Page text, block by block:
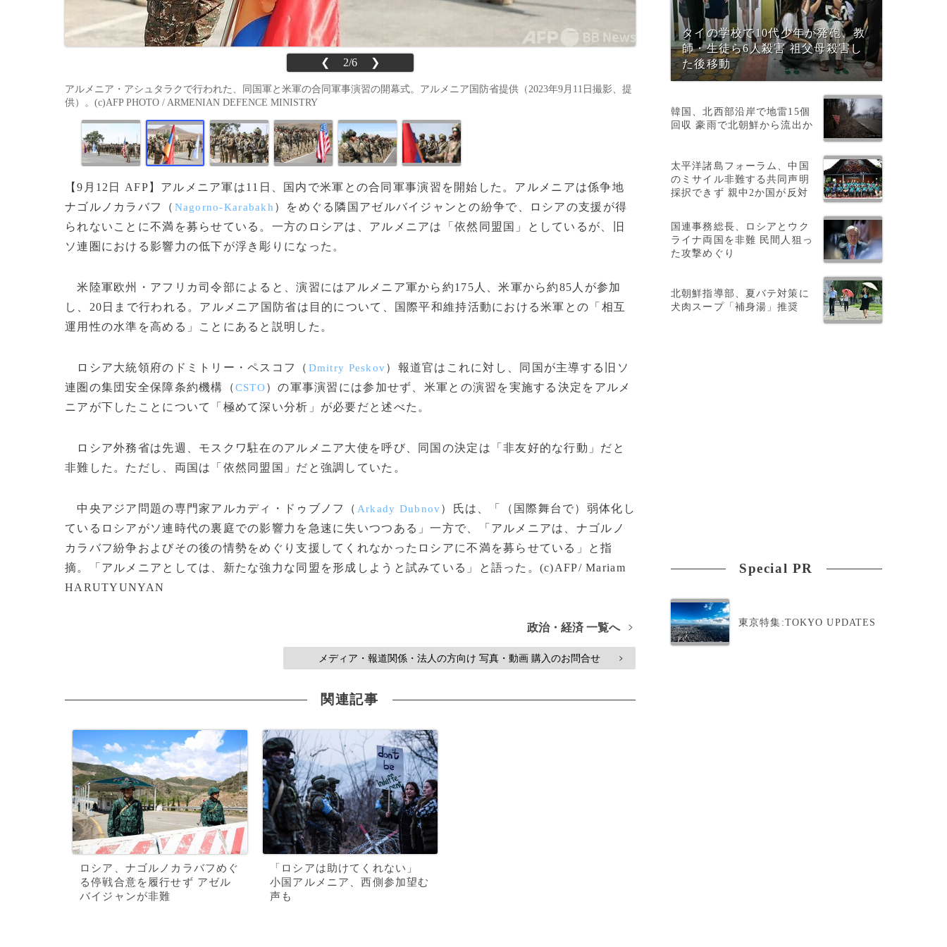
❮ 2/6 ❯
アルメニア・アシュタラクで行われた、同国軍と米軍の合同軍事演習の開幕式。アルメニア国防省提供（2023年9月11日撮影、提
供）。(c)AFP PHOTO / ARMENIAN DEFENCE MINISTRY
【9月12日 AFP】アルメニア軍は11日、国内で米軍との合同軍事演習を開始した。アルメニアは係争地
ナゴルノカラバフ（ Nagorno-Karabakh ）をめぐる隣国アゼルバイジャンとの紛争で、ロシアの支援が得
られないことに不満を募らせている。一方のロシアは、アルメニアは「依然同盟国」としているが、旧
ソ連圏における影響力の低下が浮き彫りになった。
米陸軍欧州・アフリカ司令部によると、演習にはアルメニア軍から約175人、米軍から約85人が参加
し、20日まで行われる。アルメニア国防省は目的について、国際平和維持活動における米軍との「相互
運用性の水準を高める」ことにあると説明した。
ロシア大統領府のドミトリー・ペスコフ（ Dmitry Peskov）報道官はこれに対し、同国が主導する旧ソ
連圏の集団安全保障条約機構（CSTO）の軍事演習には参加せず、米軍との演習を実施する決定をアルメ
ニアが下したことについて「極めて深い分析」が必要だと述べた。
ロシア外務省は先週、モスクワ駐在のアルメニア大使を呼び、同国の決定は「非友好的な行動」だと
非難した。ただし、両国は「依然同盟国」だと強調していた。
中央アジア問題の専門家アルカディ・ドゥブノフ（ Arkady Dubnov）氏は、「（国際舞台で）弱体化し
ているロシアがソ連時代の裏庭での影響力を急速に失いつつある」一方で、「アルメニアは、ナゴルノ
カラバフ紛争およびその後の情勢をめぐり支援してくれなかったロシアに不満を募らせている」と指
摘。「アルメニアとしては、新たな強力な同盟を形成しようと試みている」と語った。(c)AFP/ Mariam
HARUTYUNYAN
政治・経済 一覧へ >
メディア・報道関係・法人の方向け 写真・動画 購入のお問合せ >
関連記事
ロシア、ナゴルノカラバフめぐ
る停戦合意を履行せず アゼル
バイジャンが非難
「ロシアは助けてくれない」
小国アルメニア、西側参加望む
声も
タイの学校で10代少年が発砲、教
師・生徒ら6人殺害 祖父母殺害し
た後移動
韓国、北西部沿岸で地雷15個
回収 豪雨で北朝鮮から流出か
太平洋諸島フォーラム、中国
のミサイル非難する共同声明
採択できず 親中2か国が反対
国連事務総長、ロシアとウク
ライナ両国を非難 民間人狙っ
た攻撃めぐり
北朝鮮指導部、夏バテ対策に
犬肉スープ「補身湯」推奨
Special PR
東京特集:TOKYO UPDATES